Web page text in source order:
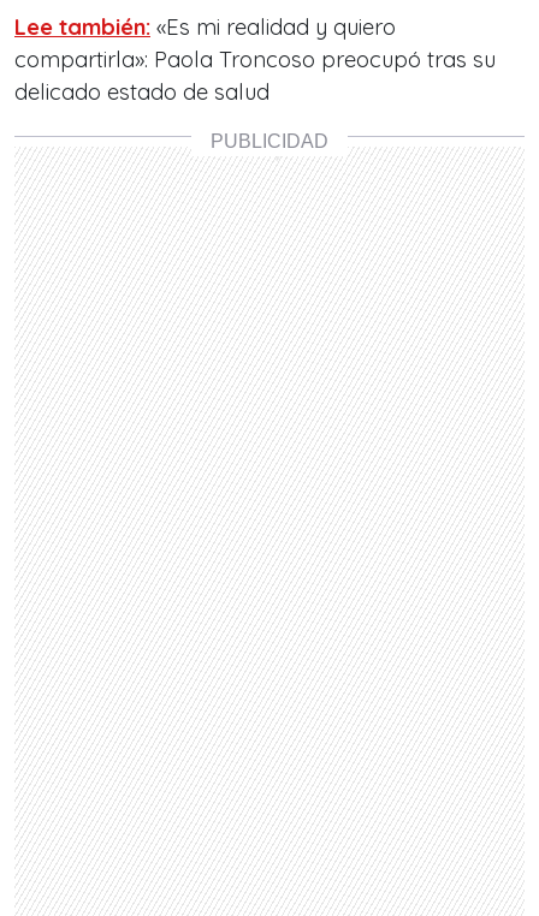
Lee también: «Es mi realidad y quiero
compartirla»: Paola Troncoso preocupó tras su
delicado estado de salud